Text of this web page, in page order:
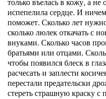
испепелила сердце. И
поможет. Сколько лет
сколько люлек откачать с
внуками. Сколько часов
братьями или отцами.
чтобы появился блеск в
расчесать и заплести
перестали предательски
стереть страшную краску